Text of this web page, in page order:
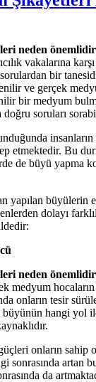
neden önemlidir
vakalarına
bir
ve gerçek
bir medyum
doğru soruları
insanların
etmektedir. Bu
de büyü yapma
yapılan büyülerin
dolayı
neden önemlidir
medyum hocaların
onların tesir
hangi yol
onların sahip
sonrasında artan
da